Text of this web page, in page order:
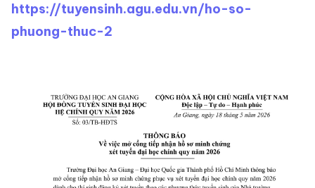
https://tuyensinh.agu.edu.vn/ho-so-
phuong-thuc-2